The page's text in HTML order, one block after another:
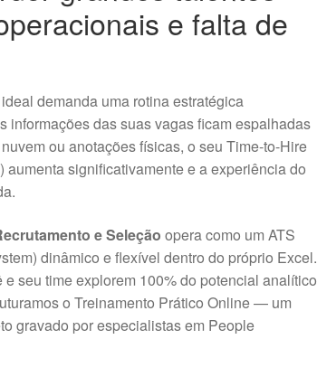
e falta de
demanda uma rotina estratégica
informações das suas vagas ficam espalhadas
ou anotações físicas, o seu Time-to-Hire
aumenta significativamente e a experiência do
e Seleção opera como um ATS
dinâmico e flexível dentro do próprio Excel.
e seu time explorem 100% do potencial analítico
o Treinamento Prático Online — um
gravado por especialistas em People